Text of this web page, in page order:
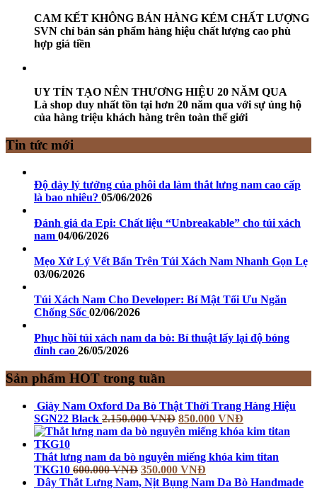
CAM KẾT KHÔNG BÁN HÀNG KÉM CHẤT LƯỢNG
SVN chỉ bán sản phẩm hàng hiệu chất lượng cao phù
hợp giá tiền
UY TÍN TẠO NÊN THƯƠNG HIỆU 20 NĂM QUA
Là shop duy nhất tồn tại hơn 20 năm qua với sự ủng hộ
của hàng triệu khách hàng trên toàn thế giới
Tin tức mới
Độ dày lý tưởng của phôi da làm thắt lưng nam cao cấp
là bao nhiêu? 05/06/2026
Đánh giá da Epi: Chất liệu “Unbreakable” cho túi xách
nam 04/06/2026
Mẹo Xử Lý Vết Bẩn Trên Túi Xách Nam Nhanh Gọn Lẹ
03/06/2026
Túi Xách Nam Cho Developer: Bí Mật Tối Ưu Ngăn
Chống Sốc 02/06/2026
Phục hồi túi xách nam da bò: Bí thuật lấy lại độ bóng
đỉnh cao 26/05/2026
Sản phẩm HOT trong tuần
Giày Nam Oxford Da Bò Thật Thời Trang Hàng Hiệu
SGN22 Black 2.150.000VNĐ 850.000 VNĐ
Thắt lưng nam da bò nguyên miếng khóa kim titan
TKG10 600.000VNĐ 350.000 VNĐ
Dây Thắt Lưng Nam, Nịt Bụng Nam Da Bò Handmade